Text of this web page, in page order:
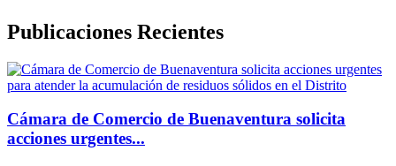
Publicaciones Recientes
Cámara de Comercio de Buenaventura solicita
acciones urgentes...